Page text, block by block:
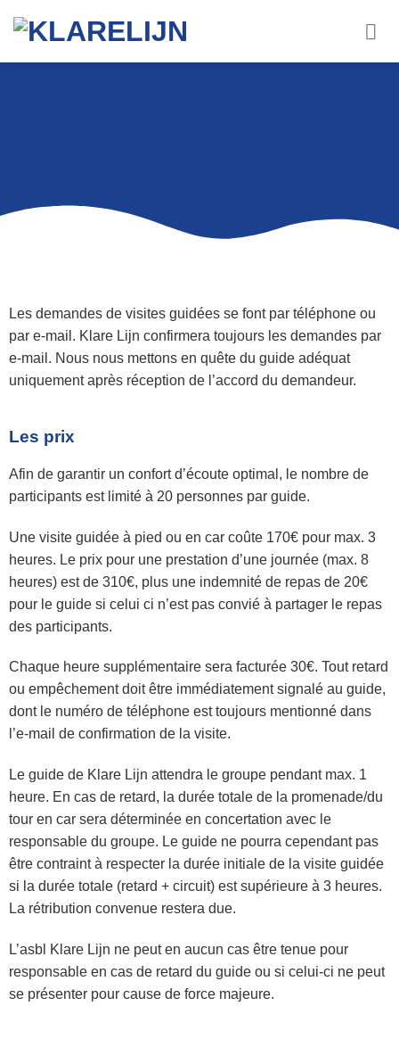
Les demandes de visites guidées se font par téléphone ou
par e-mail. Klare Lijn confirmera toujours les demandes par
e-mail. Nous nous mettons en quête du guide adéquat
uniquement après réception de l’accord du demandeur.
Les prix
Afin de garantir un confort d’écoute optimal, le nombre de
participants est limité à 20 personnes par guide.
Une visite guidée à pied ou en car coûte 170€ pour max. 3
heures. Le prix pour une prestation d’une journée (max. 8
heures) est de 310€, plus une indemnité de repas de 20€
pour le guide si celui ci n’est pas convié à partager le repas
des participants.
Chaque heure supplémentaire sera facturée 30€. Tout retard
ou empêchement doit être immédiatement signalé au guide,
dont le numéro de téléphone est toujours mentionné dans
l’e-mail de confirmation de la visite.
Le guide de Klare Lijn attendra le groupe pendant max. 1
heure. En cas de retard, la durée totale de la promenade/du
tour en car sera déterminée en concertation avec le
responsable du groupe. Le guide ne pourra cependant pas
être contraint à respecter la durée initiale de la visite guidée
si la durée totale (retard + circuit) est supérieure à 3 heures.
La rétribution convenue restera due.
L’asbl Klare Lijn ne peut en aucun cas être tenue pour
responsable en cas de retard du guide ou si celui-ci ne peut
se présenter pour cause de force majeure.